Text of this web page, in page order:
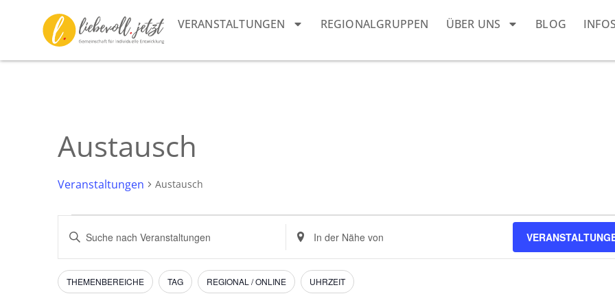
VERANSTALTUNGEN REGIONALGRUPPEN ÜBER UNS BLOG INFOS
Austausch
Veranstaltungen Austausch
Veranstaltungen
Suche
und
Bitte
Schlüsselwort
Suche
nach
Veranstaltungen
Schlüsselwort.
Standort
eingeben.
Suche
nach
Veranstaltungen.
Filter
Das
Ändern
THEMENBEREICHE TAG REGIONAL / ONLINE UHRZEIT